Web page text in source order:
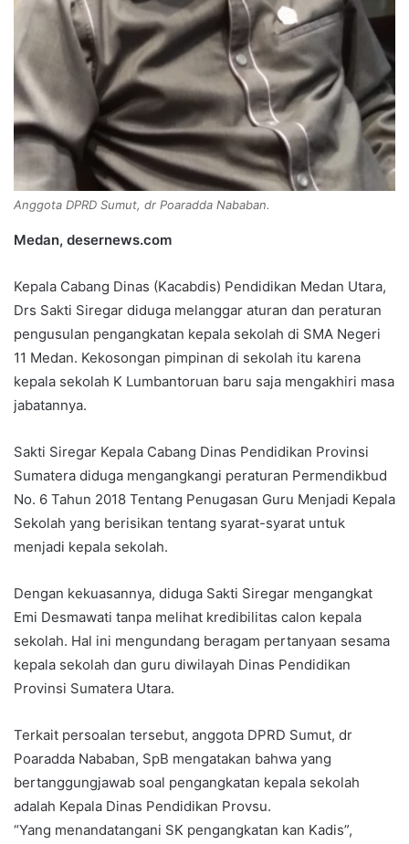
Anggota DPRD Sumut, dr Poaradda Nababan.
Medan, desernews.com
Kepala Cabang Dinas (Kacabdis) Pendidikan Medan Utara,
Drs Sakti Siregar diduga melanggar aturan dan peraturan
pengusulan pengangkatan kepala sekolah di SMA Negeri
11 Medan. Kekosongan pimpinan di sekolah itu karena
kepala sekolah K Lumbantoruan baru saja mengakhiri masa
jabatannya.
Sakti Siregar Kepala Cabang Dinas Pendidikan Provinsi
Sumatera diduga mengangkangi peraturan Permendikbud
No. 6 Tahun 2018 Tentang Penugasan Guru Menjadi Kepala
Sekolah yang berisikan tentang syarat-syarat untuk
menjadi kepala sekolah.
Dengan kekuasannya, diduga Sakti Siregar mengangkat
Emi Desmawati tanpa melihat kredibilitas calon kepala
sekolah. Hal ini mengundang beragam pertanyaan sesama
kepala sekolah dan guru diwilayah Dinas Pendidikan
Provinsi Sumatera Utara.
Terkait persoalan tersebut, anggota DPRD Sumut, dr
Poaradda Nababan, SpB mengatakan bahwa yang
bertanggungjawab soal pengangkatan kepala sekolah
adalah Kepala Dinas Pendidikan Provsu.
“Yang menandatangani SK pengangkatan kan Kadis”,